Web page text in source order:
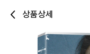
상품상세